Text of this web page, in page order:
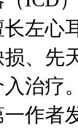
左心
损、先
治疗。
者发